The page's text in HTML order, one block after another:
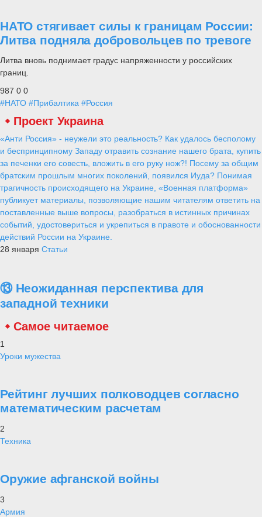
НАТО стягивает силы к границам России:
Литва подняла добровольцев по тревоге
Литва вновь поднимает градус напряженности у российских
границ.
987 0 0
#НАТО #Прибалтика #Россия
Проект Украина
«Анти Россия» - неужели это реальность? Как удалось бесполому
и беспринципному Западу отравить сознание нашего брата, купить
за печенки его совесть, вложить в его руку нож?! Посему за общим
братским прошлым многих поколений, появился Иуда? Понимая
трагичность происходящего на Украине, «Военная платформа»
публикует материалы, позволяющие нашим читателям ответить на
поставленные выше вопросы, разобраться в истинных причинах
событий, удостовериться и укрепиться в правоте и обоснованности
действий России на Украине.
28 января Статьи
⑬ Неожиданная перспектива для
западной техники
Самое читаемое
1
Уроки мужества
Рейтинг лучших полководцев согласно
математическим расчетам
2
Техника
Оружие афганской войны
3
Армия